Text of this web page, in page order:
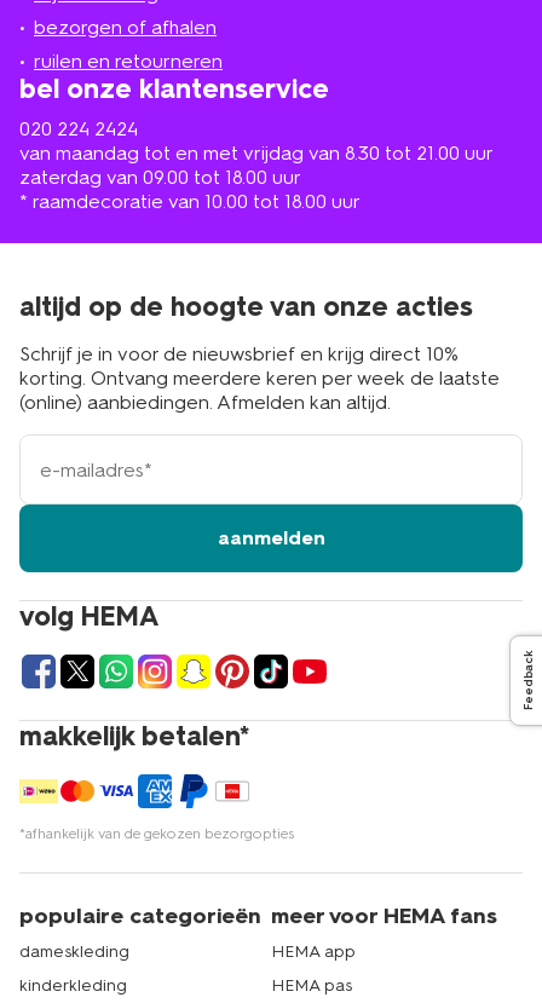
bezorgen of afhalen
ruilen en retourneren
bel onze klantenservice
020 224 2424
van maandag tot en met vrijdag van 8.30 tot 21.00 uur
zaterdag van 09.00 tot 18.00 uur
* raamdecoratie van 10.00 tot 18.00 uur
de
buurt
volg HEMA
makkelijk betalen*
*afhankelijk van de gekozen bezorgopties
altijd op de hoogte van onze acties
Schrijf je in voor de nieuwsbrief en krijg direct 10%
korting. Ontvang meerdere keren per week de laatste
(online) aanbiedingen. Afmelden kan altijd.
e-
mailadres
aanmelden
populaire categorieën
dameskleding
kinderkleding
meer voor HEMA fans
HEMA app
HEMA pas
Feedback